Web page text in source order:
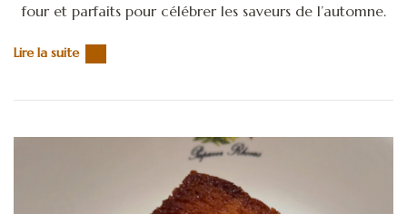
four et parfaits pour célébrer les saveurs de l’automne.
Lire la suite